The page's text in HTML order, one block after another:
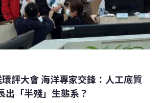
評大會 海洋專家交鋒：人工底質
出「半殘」生態系？